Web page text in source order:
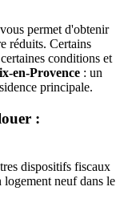
vous permet d'obtenir
réduits. Certains
conditions et
en-Provence : un
principale.
:
dispositifs fiscaux
neuf dans le